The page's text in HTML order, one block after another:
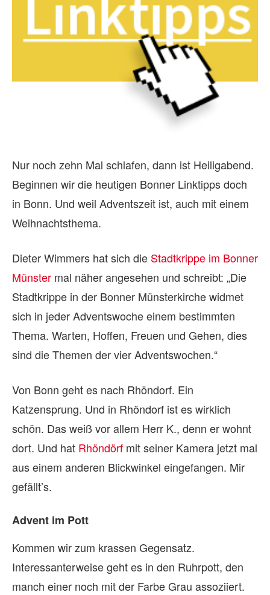
Nur noch zehn Mal schlafen, dann ist Heiligabend.
Beginnen wir die heutigen Bonner Linktipps doch
in Bonn. Und weil Adventszeit ist, auch mit einem
Weihnachtsthema.
Dieter Wimmers hat sich die Stadtkrippe im Bonner
Münster mal näher angesehen und schreibt: „Die
Stadtkrippe in der Bonner Münsterkirche widmet
sich in jeder Adventswoche einem bestimmten
Thema. Warten, Hoffen, Freuen und Gehen, dies
sind die Themen der vier Adventswochen.“
Von Bonn geht es nach Rhöndorf. Ein
Katzensprung. Und in Rhöndorf ist es wirklich
schön. Das weiß vor allem Herr K., denn er wohnt
dort. Und hat Rhöndörf mit seiner Kamera jetzt mal
aus einem anderen Blickwinkel eingefangen. Mir
gefällt’s.
Advent im Pott
Kommen wir zum krassen Gegensatz.
Interessanterweise geht es in den Ruhrpott, den
manch einer noch mit der Farbe Grau assoziiert.